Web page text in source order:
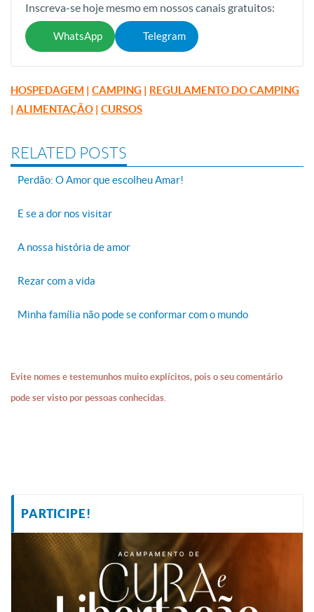
Inscreva-se hoje mesmo em nossos canais gratuitos:
WhatsApp Telegram
HOSPEDAGEM | CAMPING | REGULAMENTO DO CAMPING
| ALIMENTAÇÃO | CURSOS
RELATED POSTS
Perdão: O Amor que escolheu Amar!
E se a dor nos visitar
A nossa história de amor
Rezar com a vida
Minha família não pode se conformar com o mundo
Evite nomes e testemunhos muito explícitos, pois o seu comentário
pode ser visto por pessoas conhecidas.
PARTICIPE!